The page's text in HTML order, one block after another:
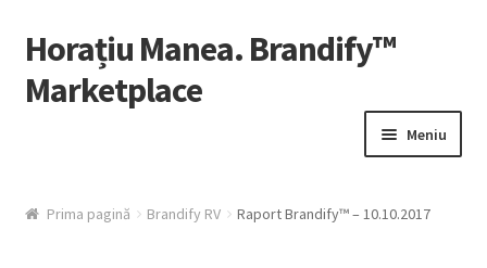
Sari
la
navigare
Sari
la
conținut
Horațiu Manea. Brandify™
Marketplace
Meniu
Prima pagină Brandify RV Raport Brandify™ – 10.10.2017